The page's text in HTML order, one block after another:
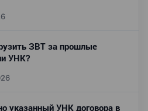
ЗВТ за прошлые
УНК?
указанный УНК договора в